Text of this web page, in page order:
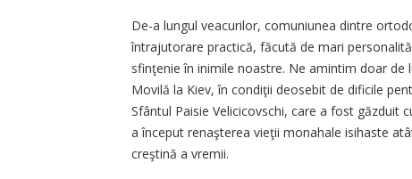
De-a lungul veacurilor, comuniunea dintre
întrajutorare practică, făcută de mari
sfinţenie în inimile noastre. Ne amintim doar
Movilă la Kiev, în condiţii deosebit de dificile
Sfântul Paisie Velicicovschi, care a fost găzduit
a început renaşterea vieţii monahale isihaste
creştină a vremii.